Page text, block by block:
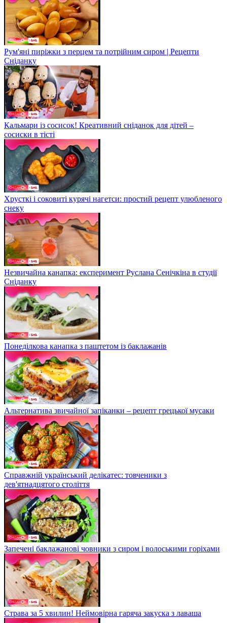
Рум'яні пиріжки з перцем та потрійним сиром | Рецепти
Сніданку
Кальмари із сосисок! Креативний сніданок для дітей –
сосиски в тісті
Хрусткі і соковиті курячі нагетси: простий рецепт улюбленого
снеку
Незвичайна канапка: експеримент Руслана Сенічкіна в студії
Сніданку
Понеділкова канапка з паштетом із баклажанів
Альтернатива звичайної запіканки – рецепт грецької мусаки
Справжній український делікатес: товченики з
дев'ятнадцятого століття
Запечені баклажанові човники з сиром і волоськими горіхами
Страва за 5 хвилин! Неймовірна гаряча закуска з лаваша